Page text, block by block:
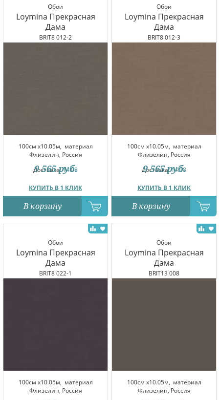
Обои
Loymina Прекрасная
Дама
BRIT8 012-2
100см x10.05м, материал
Флизелин, Россия
Доставка:14.08
КУПИТЬ В 1 КЛИК
9 565 руб.
В корзину
Обои
Loymina Прекрасная
Дама
BRIT8 012-3
100см x10.05м, материал
Флизелин, Россия
Доставка:14.08
КУПИТЬ В 1 КЛИК
9 565 руб.
В корзину
Обои
Loymina Прекрасная
Дама
BRIT8 022-1
100см x10.05м, материал
Флизелин, Россия
Обои
Loymina Прекрасная
Дама
BRIT13 008
100см x10.05м, материал
Флизелин, Россия